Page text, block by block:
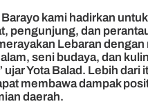
Barayo kami hadirkan
pengunjung, dan
Lebaran
seni budaya, dan
ujar Yota Balad. Lebih dari
membawa dampak
daerah.